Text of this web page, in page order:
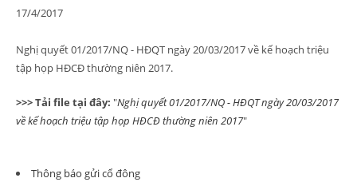
17/4/2017
Nghị quyết 01/2017/NQ - HĐQT ngày 20/03/2017 về kế hoạch triệu
tập họp HĐCĐ thường niên 2017.
>>> Tải file tại đây: "Nghị quyết 01/2017/NQ - HĐQT ngày 20/03/2017
về kế hoạch triệu tập họp HĐCĐ thường niên 2017"
Thông báo gửi cổ đông